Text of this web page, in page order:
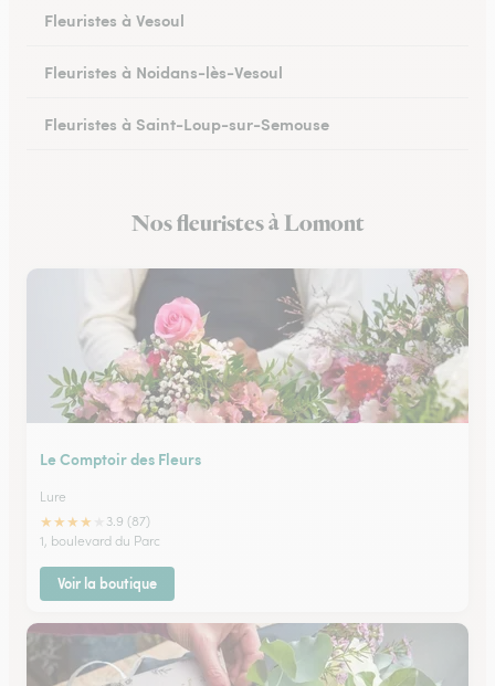
Fleuristes à Vesoul
Fleuristes à Noidans-lès-Vesoul
Fleuristes à Saint-Loup-sur-Semouse
Fleuristes à Scey-sur-Saône-et-Saint-Albin
Nos fleuristes à Lomont
Le Comptoir des Fleurs
Lure
★★★★
3.9 (87)
1, boulevard du Parc
Voir la boutique